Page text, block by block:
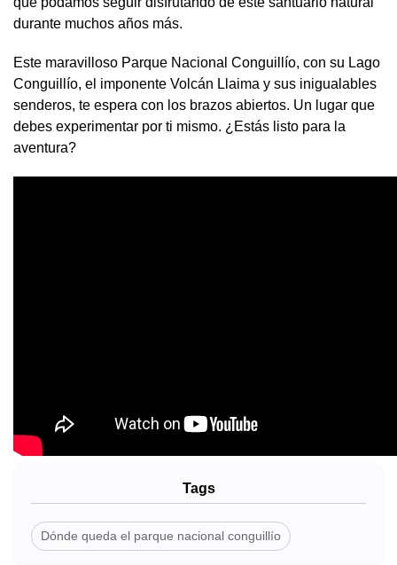
durante muchos años más.
Este maravilloso Parque Nacional Conguillío, con su Lago
Conguillío, el imponente Volcán Llaima y sus inigualables
senderos, te espera con los brazos abiertos. Un lugar que
debes experimentar por ti mismo. ¿Estás listo para la
aventura?
Tags
Dónde queda el parque nacional conguillío